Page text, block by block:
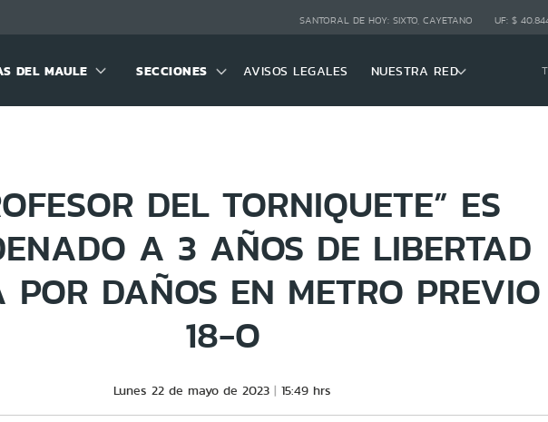
SANTORAL DE HOY: SIXTO, CAYETANO UF: $
DEL MAULE SECCIONES AVISOS LEGALES NUESTRA RED
DEL TORNIQUETE” ES
A 3 AÑOS DE LIBERTAD
POR DAÑOS EN METRO
18-O
Lunes 22 de mayo de 2023 15:49 hrs